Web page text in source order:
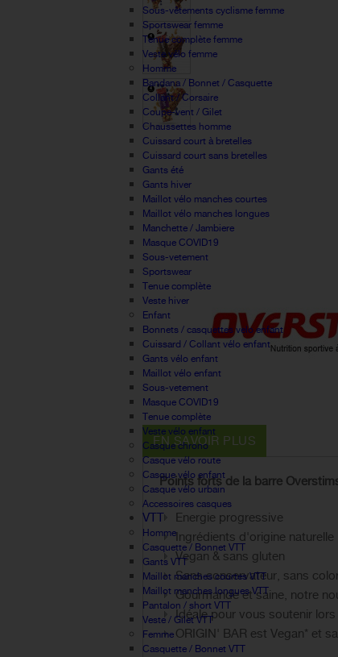
Sous-vêtements cyclisme femme
Sportswear femme
Tenue complète femme
Veste vélo femme
Homme
Bandana / Bonnet / Casquette
Collant / Corsaire
Coupe-vent / Gilet
Chaussettes homme
Cuissard court à bretelles
Cuissard court sans bretelles
Gants été
Gants hiver
Maillot vélo manches courtes
Maillot vélo manches longues
Manchette / Jambiere
Masque COVID19
Sous-vetement
Sportswear
Tenue complète
Veste hiver
Enfant
Bonnets / casquettes velo enfant
Cuissard / Collant vélo enfant
Gants vélo enfant
Maillot vélo enfant
Sous-vetement
Masque COVID19
Tenue complète
Veste vélo enfant
Casque chrono
Casque vélo route
Casque vélo enfant
Casque vélo urbain
Accessoires casques
VTT
Homme
Casquette / Bonnet VTT
Gants VTT
Maillot manches courtes VTT
Maillot manches longues VTT
Pantalon / short VTT
Veste / Gilet VTT
Femme
Casquette / Bonnet VTT
EN SAVOIR PLUS
Points forts de la barre
Energie progressive
Ingrédients d'origine naturelle
Vegan & sans gluten
Sans conservateur, sans
Gourmande et saine, notre
Idéale pour vous soutenir
ORIGIN' BAR est Vegan* et